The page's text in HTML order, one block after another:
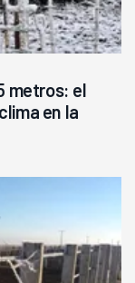
metros: el
en la